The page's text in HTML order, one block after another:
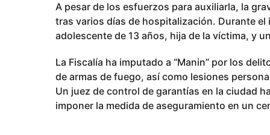
l
i
c
d
o
A pesar de los esfuerzos para auxiliarla, la
tras varios días de hospitalización. Durante
adolescente de 13 años, hija de la víctima, y
La Fiscalía ha imputado a “Manin” por los
de armas de fuego, así como lesiones
Un juez de control de garantías en la ciudad
imponer la medida de aseguramiento en un